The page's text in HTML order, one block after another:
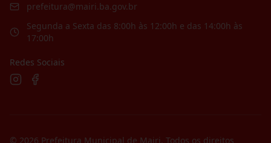
prefeitura@mairi.ba.gov.br
Segunda a Sexta das 8:00h às 12:00h e das 14:00h às
17:00h
Redes Sociais
© 2026 Prefeitura Municipal de Mairi. Todos os direitos